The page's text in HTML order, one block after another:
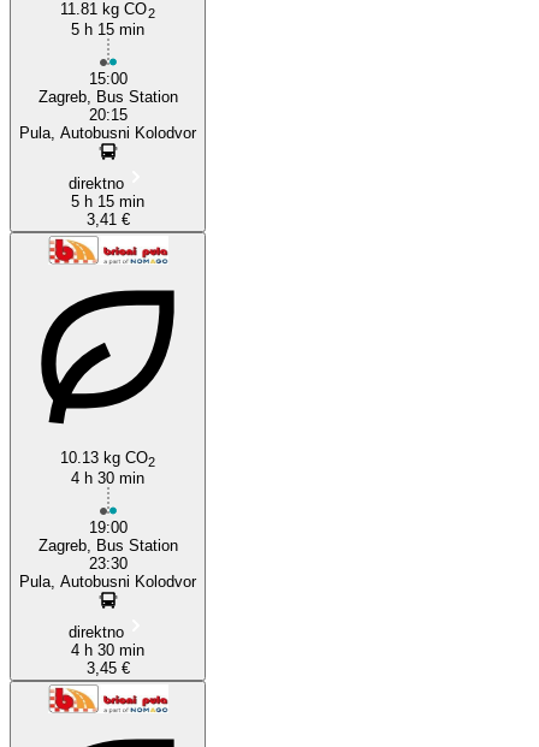
11.81 kg CO2
5 h 15 min
15:00
Zagreb, Bus Station
20:15
Pula, Autobusni Kolodvor
direktno
5 h 15 min
3,41 €
10.13 kg CO2
4 h 30 min
19:00
Zagreb, Bus Station
23:30
Pula, Autobusni Kolodvor
direktno
4 h 30 min
3,45 €